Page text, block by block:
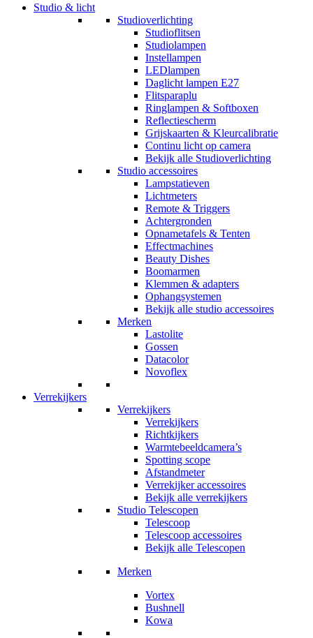
Studio & licht
Studioverlichting
Studioflitsen
Studiolampen
Instellampen
LEDlampen
Daglicht lampen E27
Flitsparaplu
Ringlampen & Softboxen
Reflectiescherm
Grijskaarten & Kleurcalibratie
Continu licht op camera
Bekijk alle Studioverlichting
Studio accessoires
Lampstatieven
Lichtmeters
Remote & Triggers
Achtergronden
Opnametafels & Tenten
Effectmachines
Beauty Dishes
Boomarmen
Klemmen & adapters
Ophangsystemen
Bekijk alle studio accessoires
Merken
Lastolite
Gossen
Datacolor
Novoflex
Verrekijkers
Verrekijkers
Verrekijkers
Richtkijkers
Warmtebeeldcamera’s
Spotting scope
Afstandmeter
Verrekijker accessoires
Bekijk alle verrekijkers
Studio Telescopen
Telescoop
Telescoop accessoires
Bekijk alle Telescopen
Merken
Vortex
Bushnell
Kowa